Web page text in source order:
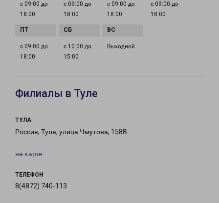
с 09:00 до
18:00
с 09:00 до
18:00
с 09:00 до
18:00
с 09:00 до
18:00
с 09:00 до
18:00
с 10:00 до
15:00
Выходной
Филиалы в Туле
ТУЛА
Россия, Тула, улица Чмутова, 158В
на карте
ТЕЛЕФОН
8(4872) 740-113